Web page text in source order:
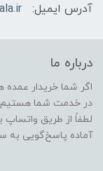
آدرس ایمیل:
درباره ما
اگر شما خریدار عمده
در خدمت شما هستیم.
لطفاً از طریق واتساپ
آماده پاسخ‌گویی به